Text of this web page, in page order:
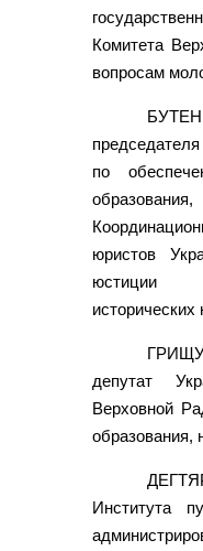
Комитета
вопросам
по
юристов
юстиции
исторических
депутат
Верховной
образования,
Института